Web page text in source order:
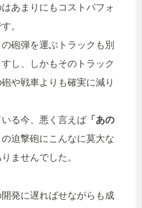
あまりにもコストパフォ
。
砲弾を運ぶトラックも別
し、しかもそのトラック
や戦車よりも確実に減り
る今、悪く言えば 「あの
の迫撃砲にこんなに莫大な
ませんでした。
発に遅ればせながらも成